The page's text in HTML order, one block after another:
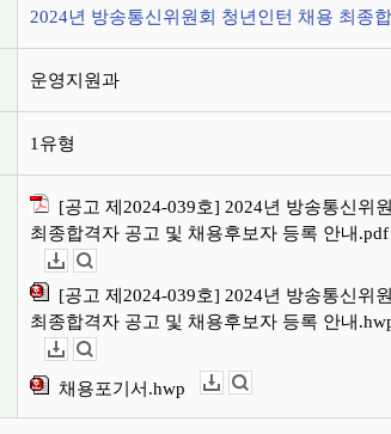
2024년 방송통신위원회 청년인턴 채용 최종
운영지원과
1유형
[공고 제2024-039호] 2024년 방송통신위
최종합격자 공고 및 채용후보자 등록 안내.pdf
[공고 제2024-039호] 2024년 방송통신위
최종합격자 공고 및 채용후보자 등록 안내
채용포기서.hwp